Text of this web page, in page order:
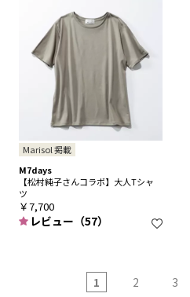
Marisol 掲載
M7days
【松村純子さんコラボ】大人Tシャ
ツ
￥7,700
レビュー（57）
1 2 3